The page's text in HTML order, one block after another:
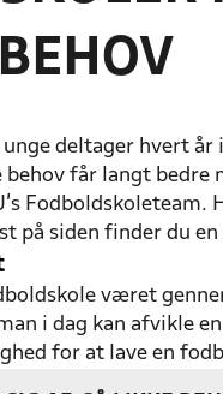
deltager hvert
får langt bedre
Fodboldskoleteam.
på siden finder du
været
i dag kan afvikle
for at lave en